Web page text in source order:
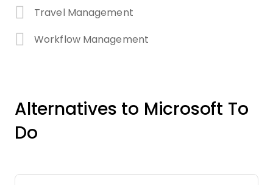
Travel Management
Workflow Management
Alternatives to Microsoft To
Do